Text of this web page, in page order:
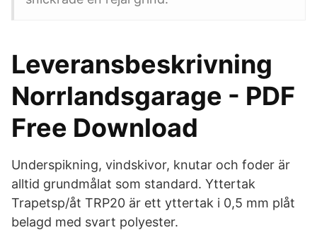
Leveransbeskrivning
Norrlandsgarage - PDF
Free Download
Underspikning, vindskivor, knutar och foder är
alltid grundmålat som standard. Yttertak
Trapetsp/åt TRP20 är ett yttertak i 0,5 mm plåt
belagd med svart polyester.